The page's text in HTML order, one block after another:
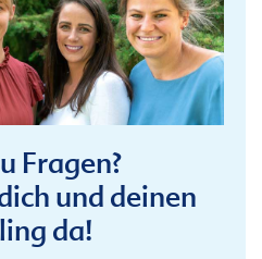
Fragen?
und deinen
da!